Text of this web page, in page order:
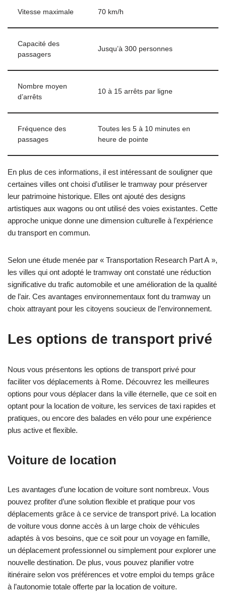
Vitesse maximale 70 km/h
Capacité des
passagers
Jusqu’à 300 personnes
Nombre moyen
d’arrêts
10 à 15 arrêts par ligne
Fréquence des
passages
Toutes les 5 à 10 minutes en
heure de pointe
En plus de ces informations, il est intéressant de souligner que
certaines villes ont choisi d’utiliser le tramway pour préserver
leur patrimoine historique. Elles ont ajouté des designs
artistiques aux wagons ou ont utilisé des voies existantes. Cette
approche unique donne une dimension culturelle à l’expérience
du transport en commun.
Selon une étude menée par « Transportation Research Part A »,
les villes qui ont adopté le tramway ont constaté une réduction
significative du trafic automobile et une amélioration de la qualité
de l’air. Ces avantages environnementaux font du tramway un
choix attrayant pour les citoyens soucieux de l’environnement.
Les options de transport privé
Nous vous présentons les options de transport privé pour
faciliter vos déplacements à Rome. Découvrez les meilleures
options pour vous déplacer dans la ville éternelle, que ce soit en
optant pour la location de voiture, les services de taxi rapides et
pratiques, ou encore des balades en vélo pour une expérience
plus active et flexible.
Voiture de location
Les avantages d’une location de voiture sont nombreux. Vous
pouvez profiter d’une solution flexible et pratique pour vos
déplacements grâce à ce service de transport privé. La location
de voiture vous donne accès à un large choix de véhicules
adaptés à vos besoins, que ce soit pour un voyage en famille,
un déplacement professionnel ou simplement pour explorer une
nouvelle destination. De plus, vous pouvez planifier votre
itinéraire selon vos préférences et votre emploi du temps grâce
à l’autonomie totale offerte par la location de voiture.